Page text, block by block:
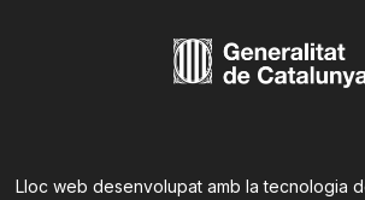
Lloc web desenvolupat amb la tecnologia